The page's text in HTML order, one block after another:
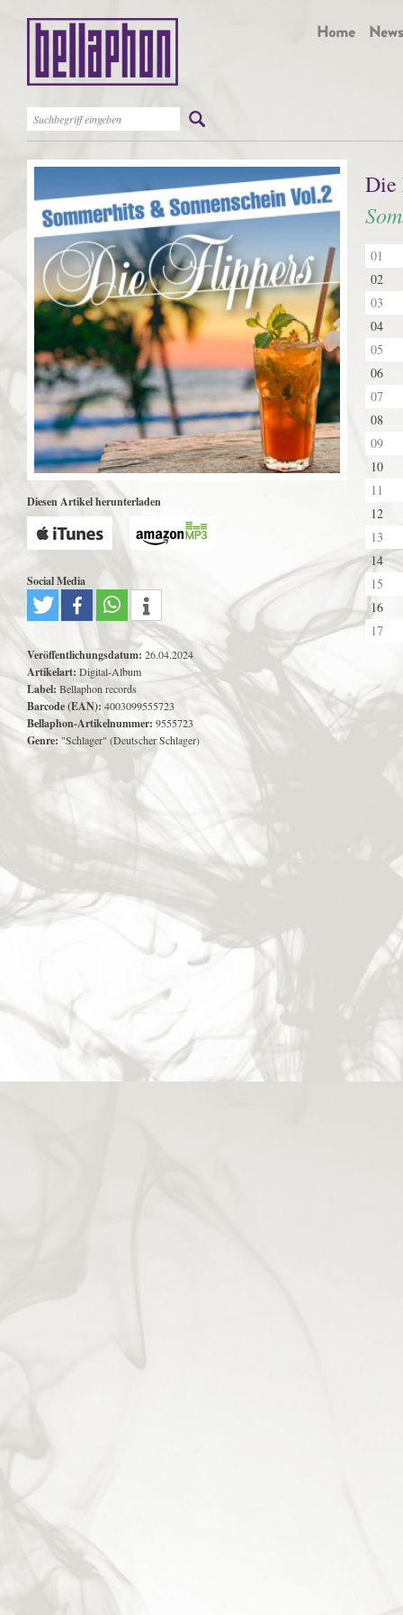
Diesen Artikel herunterladen
Social Media
Veröffentlichungsdatum: 26.04.2024
Artikelart: Digital-Album
Label: Bellaphon records
Barcode (EAN): 4003099555723
Bellaphon-Artikelnummer: 9555723
Genre: "Schlager" (Deutscher Schlager)
Die
01
02
03
04
05
06
07
08
09
10
11
12
13
14
15
16
17